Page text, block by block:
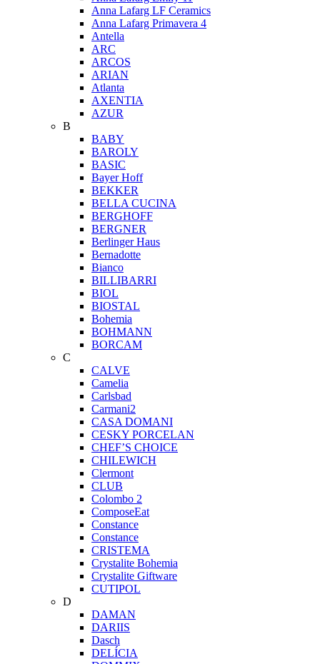
Anna Lafarg LF Ceramics
Anna Lafarg Primavera 4
Antella
ARC
ARCOS
ARIAN
Atlanta
AXENTIA
AZUR
B
BABY
BAROLY
BASIC
Bayer Hoff
BEKKER
BELLA CUCINA
BERGHOFF
BERGNER
Berlinger Haus
Bernadotte
Bianco
BILLIBARRI
BIOL
BIOSTAL
Bohemia
BOHMANN
BORCAM
C
CALVE
Camelia
Carlsbad
Carmani2
CASA DOMANI
CESKY PORCELAN
CHEF’S CHOICE
CHILEWICH
Clermont
CLUB
Colombo 2
ComposeEat
Constance
Constance
CRISTEMA
Crystalite Bohemia
Crystalite Giftware
CUTIPOL
D
DAMAN
DARIIS
Dasch
DELÍCIA